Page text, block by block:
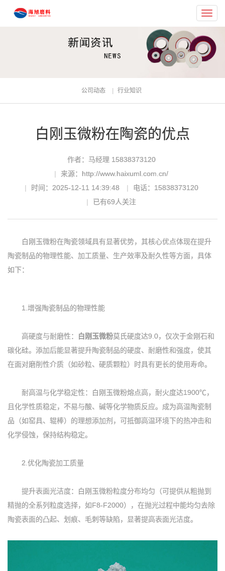
公司动态 行业知识
白刚玉微粉在陶瓷的优点
作者：马经理 15838373120
来源：http://www.haixuml.com.cn/
时间：2025-12-11 14:39:48
电话：15838373120
已有69人关注
白刚玉微粉在陶瓷领域具有显著优势，其核心优点体现在提升
陶瓷制品的物理性能、加工质量、生产效率及耐久性等方面，具体
如下：
1.增强陶瓷制品的物理性能
高硬度与耐磨性： 白刚玉微粉莫氏硬度达9.0，仅次于金刚石和
碳化硅。添加后能显著提升陶瓷制品的硬度、耐磨性和强度，使其
在面对磨削性介质（如砂粒、硬质颗粒）时具有更长的使用寿命。
耐高温与化学稳定性：白刚玉微粉熔点高，耐火度达1900℃，
且化学性质稳定，不易与酸、碱等化学物质反应。成为高温陶瓷制
品（如窑具、辊棒）的理想添加剂，可抵御高温环境下的热冲击和
化学侵蚀，保持结构稳定。
2.优化陶瓷加工质量
提升表面光洁度：白刚玉微粉粒度分布均匀（可提供从粗抛到
精抛的全系列粒度选择，如F8-F2000），在抛光过程中能均匀去除
陶瓷表面的凸起、划痕、毛刺等缺陷，显著提高表面光洁度。